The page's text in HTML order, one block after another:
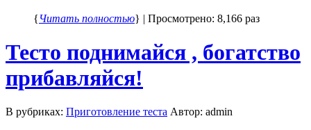
{Читать полностью} | Просмотрено: 8,166 раз
Тесто поднимайся , богатство
прибавляйся!
В рубриках: Приготовление теста Автор: admin